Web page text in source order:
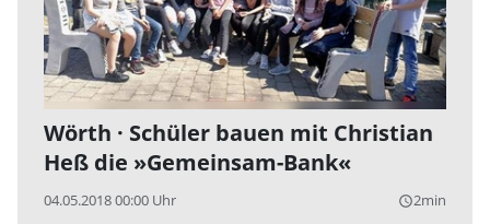
Wörth · Schüler bauen mit Christian
Heß die »Gemeinsam-Bank«
04.05.2018 00:00 Uhr query_builder2min